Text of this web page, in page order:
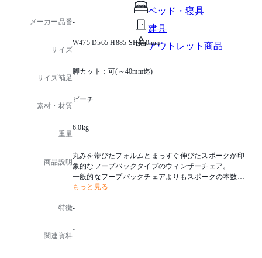
ベッド・寝具
建具
アウトレット商品
メーカー品番-
サイズ
W475 D565 H885 SH440mm
サイズ補足
脚カット：可(～40mm迄)
素材・材質
ビーチ
重量
6.0kg
商品説明
丸みを帯びたフォルムとまっすぐ伸びたスポークが印
象的なフープバックタイプのウィンザーチェア。
一般的なフープバックチェアよりもスポークの本数を
多くすることでフープバック特有の可愛らしい印象に
また、座面はおしりの形に彫り込む「座ぐり加工」を
います。
もっと見る
特徴-
関連資料
-